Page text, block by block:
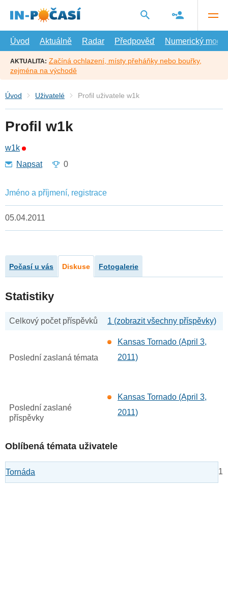
hlavní
Úvod
Aktuálně Radar Předpověď Numerický model
AKTUALITA: Začíná ochlazení, místy přeháňky nebo bouřky,
zejména na východě
Úvod Uživatelé Profil uživatele w1k
Profil w1k
w1k
Napsat
0
Jméno a příjmení, registrace
05.04.2011
Počasí u vás Diskuse Fotogalerie
Statistiky
Celkový počet příspěvků 1 (zobrazit všechny příspěvky)
Poslední zaslaná témata
Kansas Tornado (April 3,
2011)
Poslední zaslané
příspěvky
Kansas Tornado (April 3,
2011)
Oblíbená témata uživatele
Tornáda 1